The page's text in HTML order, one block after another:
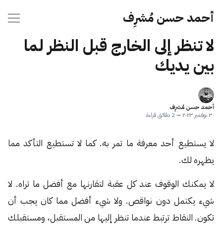
أحمد حسن مُشرِف
لا تنظر إلى الخارج قبل النظر لما
بين يديك
أحمد حسن مُشرِف
٣٠ نوفمبر ٢٠٢٣
—2 دقائق قراءة
لا يستطيع أحد معرفة ما تمر به. كما لا تستطيع التأكد مما
يظهره لك.
لا يمكنك الوقوف عند كل عقبة لتقارنها مع أفضل ما تراه. لا
شيء يكتمل دون نواقص. ولا شيء أفضل مما كان يجب أن
تكون. النقاط ترتبط عندما تنظر إليها من المستقبل، ومستقبلك